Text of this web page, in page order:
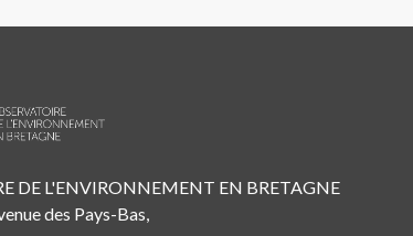
DE L'ENVIRONNEMENT EN BRETAGNE
des Pays-Bas,